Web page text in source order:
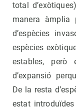
total
manera àmplia
d’espècies
espècies
estables,
d’expansió
De la resta
estat